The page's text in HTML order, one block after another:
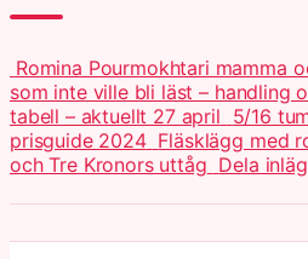
Romina Pourmokhtari mamma
som inte ville bli läst – handling
tabell – aktuellt 27 april 5/16
prisguide 2024 Fläsklägg med
och Tre Kronors uttåg Dela